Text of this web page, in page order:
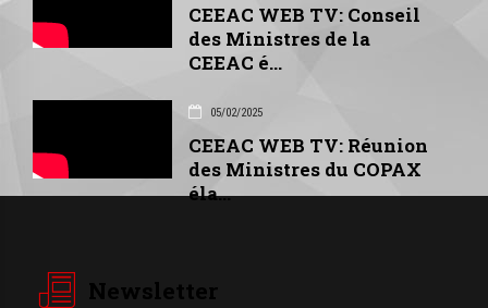
CEEAC WEB TV: Conseil
des Ministres de la
CEEAC é...
05/02/2025
CEEAC WEB TV: Réunion
des Ministres du COPAX
éla...
Newsletter